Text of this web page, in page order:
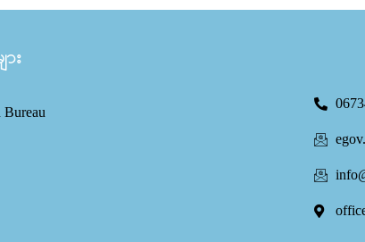
း
Bureau